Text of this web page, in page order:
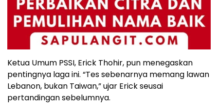
Ketua Umum PSSI, Erick Thohir, pun menegaskan
pentingnya laga ini. “Tes sebenarnya memang lawan
Lebanon, bukan Taiwan,” ujar Erick seusai
pertandingan sebelumnya.